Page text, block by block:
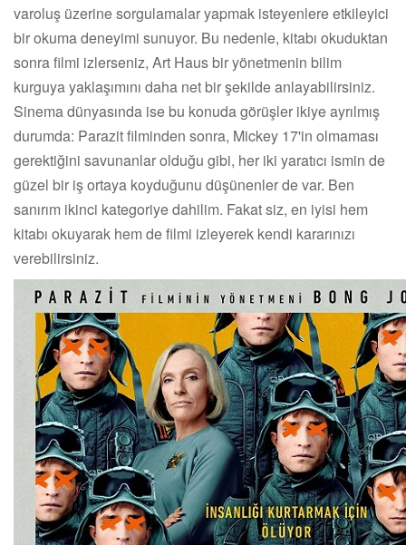
varoluş üzerine sorgulamalar yapmak isteyenlere etkileyici
bir okuma deneyimi sunuyor. Bu nedenle, kitabı okuduktan
sonra filmi izlerseniz, Art Haus bir yönetmenin bilim
kurguya yaklaşımını daha net bir şekilde anlayabilirsiniz.
Sinema dünyasında ise bu konuda görüşler ikiye ayrılmış
durumda: Parazit filminden sonra, Mickey 17'in olmaması
gerektiğini savunanlar olduğu gibi, her iki yaratıcı ismin de
güzel bir iş ortaya koyduğunu düşünenler de var. Ben
sanırım ikinci kategoriye dahilim. Fakat siz, en iyisi hem
kitabı okuyarak hem de filmi izleyerek kendi kararınızı
verebilirsiniz.